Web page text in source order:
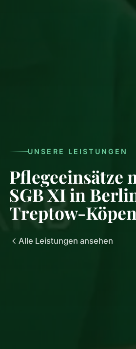
UNSERE LEISTUNGEN
Pflegeeinsätze
SGB XI in
Treptow-
Alle Leistungen ansehen